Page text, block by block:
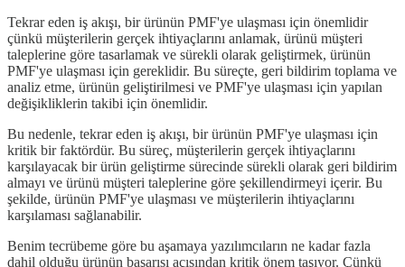
Tekrar eden iş akışı, bir ürünün PMF'ye ulaşması için önemlidir
çünkü müşterilerin gerçek ihtiyaçlarını anlamak, ürünü müşteri
taleplerine göre tasarlamak ve sürekli olarak geliştirmek, ürünün
PMF'ye ulaşması için gereklidir. Bu süreçte, geri bildirim toplama ve
analiz etme, ürünün geliştirilmesi ve PMF'ye ulaşması için yapılan
değişikliklerin takibi için önemlidir.
Bu nedenle, tekrar eden iş akışı, bir ürünün PMF'ye ulaşması için
kritik bir faktördür. Bu süreç, müşterilerin gerçek ihtiyaçlarını
karşılayacak bir ürün geliştirme sürecinde sürekli olarak geri bildirim
almayı ve ürünü müşteri taleplerine göre şekillendirmeyi içerir. Bu
şekilde, ürünün PMF'ye ulaşması ve müşterilerin ihtiyaçlarını
karşılaması sağlanabilir.
Benim tecrübeme göre bu aşamaya yazılımcıların ne kadar fazla
dahil olduğu ürünün başarısı açısından kritik önem taşıyor. Çünkü